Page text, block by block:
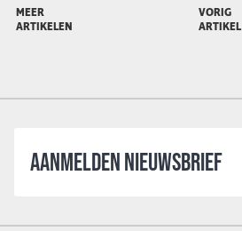
MEER
ARTIKELEN
VORIG
ARTIKEL
AANMELDEN NIEUWSBRIEF